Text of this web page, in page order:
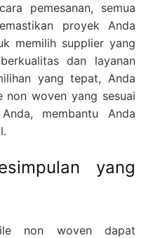
pemesanan, semua
proyek Anda
memilih supplier yang
dan layanan
yang tepat, Anda
non woven yang sesuai
membantu Anda
yang
non woven dapat